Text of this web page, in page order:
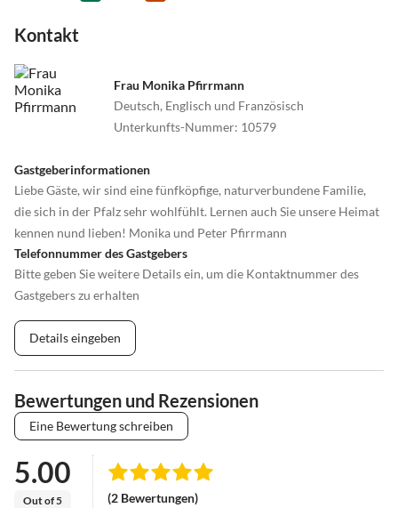
Kontakt
Frau Monika Pfirrmann
Deutsch, Englisch und Französisch
Unterkunfts-Nummer: 10579
Gastgeberinformationen
Liebe Gäste, wir sind eine fünfköpfige, naturverbundene Familie,
die sich in der Pfalz sehr wohlfühlt. Lernen auch Sie unsere Heimat
kennen nund lieben! Monika und Peter Pfirrmann
Telefonnummer des Gastgebers
Bitte geben Sie weitere Details ein, um die Kontaktnummer des
Gastgebers zu erhalten
Details eingeben
Bewertungen und Rezensionen
Eine Bewertung schreiben
5.00
Out of 5 (2 Bewertungen)